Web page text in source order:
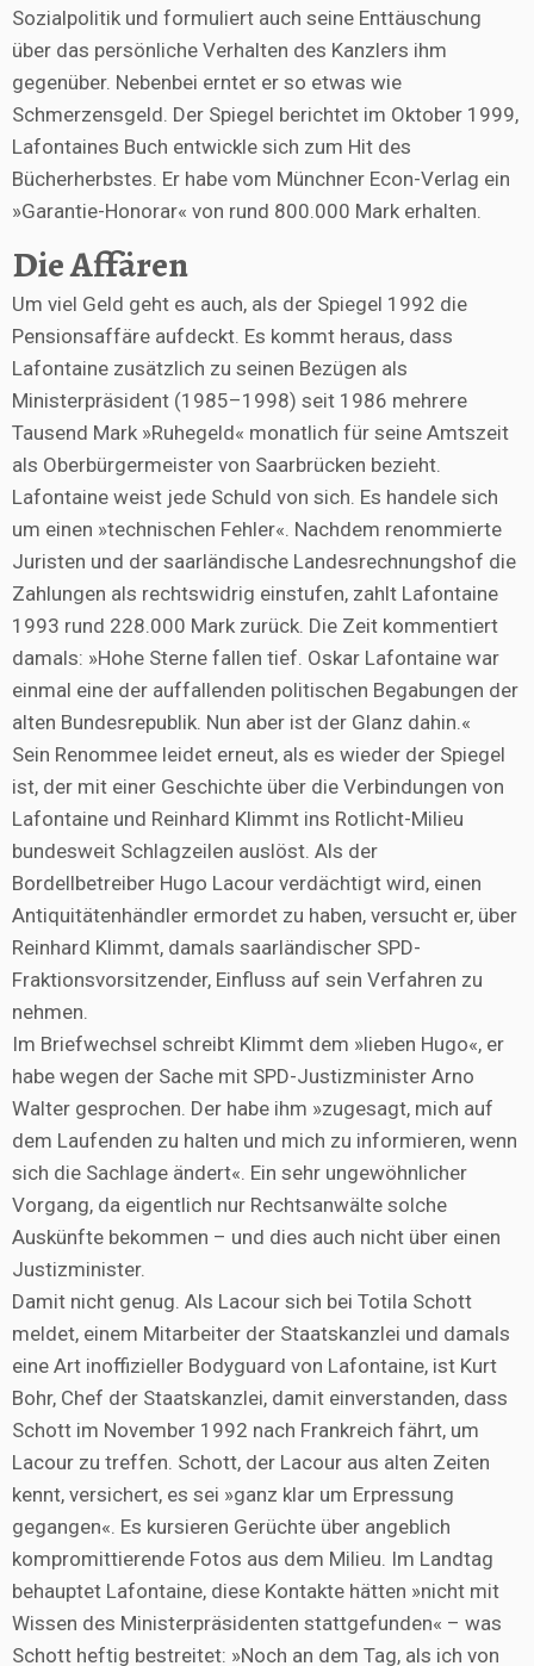
Sozialpolitik und formuliert auch seine Enttäuschung
über das persönliche Verhalten des Kanzlers ihm
gegenüber. Nebenbei erntet er so etwas wie
Schmerzensgeld. Der Spiegel berichtet im Oktober 1999,
Lafontaines Buch entwickle sich zum Hit des
Bücherherbstes. Er habe vom Münchner Econ-Verlag ein
»Garantie-Honorar« von rund 800.000 Mark erhalten.
Die Affären
Um viel Geld geht es auch, als der Spiegel 1992 die
Pensionsaffäre aufdeckt. Es kommt heraus, dass
Lafontaine zusätzlich zu seinen Bezügen als
Ministerpräsident (1985–1998) seit 1986 mehrere
Tausend Mark »Ruhegeld« monatlich für seine Amtszeit
als Oberbürgermeister von Saarbrücken bezieht.
Lafontaine weist jede Schuld von sich. Es handele sich
um einen »technischen Fehler«. Nachdem renommierte
Juristen und der saarländische Landesrechnungshof die
Zahlungen als rechtswidrig einstufen, zahlt Lafontaine
1993 rund 228.000 Mark zurück. Die Zeit kommentiert
damals: »Hohe Sterne fallen tief. Oskar Lafontaine war
einmal eine der auffallenden politischen Begabungen der
alten Bundesrepublik. Nun aber ist der Glanz dahin.«
Sein Renommee leidet erneut, als es wieder der Spiegel
ist, der mit einer Geschichte über die Verbindungen von
Lafontaine und Reinhard Klimmt ins Rotlicht-Milieu
bundesweit Schlagzeilen auslöst. Als der
Bordellbetreiber Hugo Lacour verdächtigt wird, einen
Antiquitätenhändler ermordet zu haben, versucht er, über
Reinhard Klimmt, damals saarländischer SPD-
Fraktionsvorsitzender, Einfluss auf sein Verfahren zu
nehmen.
Im Briefwechsel schreibt Klimmt dem »lieben Hugo«, er
habe wegen der Sache mit SPD-Justizminister Arno
Walter gesprochen. Der habe ihm »zugesagt, mich auf
dem Laufenden zu halten und mich zu informieren, wenn
sich die Sachlage ändert«. Ein sehr ungewöhnlicher
Vorgang, da eigentlich nur Rechtsanwälte solche
Auskünfte bekommen – und dies auch nicht über einen
Justizminister.
Damit nicht genug. Als Lacour sich bei Totila Schott
meldet, einem Mitarbeiter der Staatskanzlei und damals
eine Art inoffizieller Bodyguard von Lafontaine, ist Kurt
Bohr, Chef der Staatskanzlei, damit einverstanden, dass
Schott im November 1992 nach Frankreich fährt, um
Lacour zu treffen. Schott, der Lacour aus alten Zeiten
kennt, versichert, es sei »ganz klar um Erpressung
gegangen«. Es kursieren Gerüchte über angeblich
kompromittierende Fotos aus dem Milieu. Im Landtag
behauptet Lafontaine, diese Kontakte hätten »nicht mit
Wissen des Ministerpräsidenten stattgefunden« – was
Schott heftig bestreitet: »Noch an dem Tag, als ich von